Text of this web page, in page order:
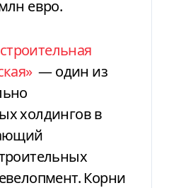
евро.
— один из
холдингов в
Корни